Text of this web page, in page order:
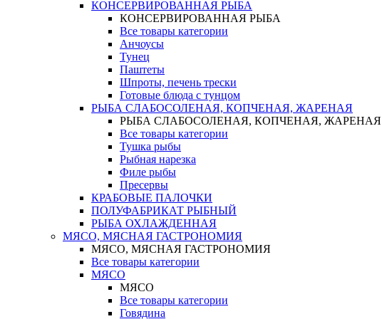
КОНСЕРВИРОВАННАЯ РЫБА
КОНСЕРВИРОВАННАЯ РЫБА
Все товары категории
Анчоусы
Тунец
Паштеты
Шпроты, печень трески
Готовые блюда с тунцом
РЫБА СЛАБОСОЛЕНАЯ, КОПЧЕНАЯ, ЖАРЕНАЯ
РЫБА СЛАБОСОЛЕНАЯ, КОПЧЕНАЯ, ЖАРЕНАЯ
Все товары категории
Тушка рыбы
Рыбная нарезка
Филе рыбы
Пресервы
КРАБОВЫЕ ПАЛОЧКИ
ПОЛУФАБРИКАТ РЫБНЫЙ
РЫБА ОХЛАЖДЕННАЯ
МЯСО, МЯСНАЯ ГАСТРОНОМИЯ
МЯСО, МЯСНАЯ ГАСТРОНОМИЯ
Все товары категории
МЯСО
МЯСО
Все товары категории
Говядина